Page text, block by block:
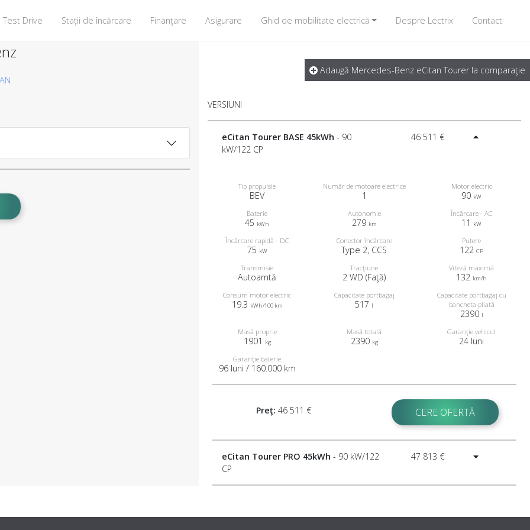
Test Drive Stații de încărcare Finanţare Asigurare Ghid de mobilitate electrică Despre Lectrix Contact
Adaugă Mercedes-Benz eCitan Tourer la comparaţie
VERSIUNI
eCitan Tourer BASE 45kWh - 90
kW/122 CP
46 511 €
Tip propulsie
BEV
Număr de motoare electrice
1
Motor electric
90 kW
Baterie
45 kWh
Autonomie
279 km
Încărcare - AC
11 kW
Încărcare rapidă - DC
75 kW
Conector încărcare
Type 2, CCS
Putere
122 CP
Transmisie
Autoamtă
Tracţiune
2 WD (Faţă)
Viteză maximă
132 km/h
Consum motor electric
19.3 kWh/100 km
Capacitate portbagaj
517 l
Capacitate portbagaj cu
bancheta pliată
2390 l
Masă proprie
1901 kg
Masă totală
2390 kg
Garanţie vehicul
24 luni
Garanţie baterie
96 luni / 160.000 km
Preţ: 46 511 € CERE OFERTĂ
eCitan Tourer PRO 45kWh - 90 kW/122
CP
47 813 €